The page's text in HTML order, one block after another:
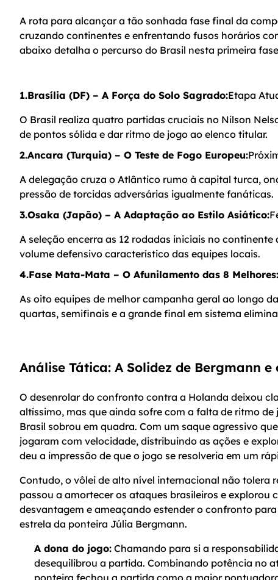
A rota para alcançar a tão sonhada fase final da
cruzando continentes e enfrentando fusos horários
abaixo detalha o percurso do Brasil nesta primeira
1.Brasília (DF) – A Força do Solo Sagrado:Etapa
O Brasil realiza quatro partidas cruciais no Nilson
de pontos sólida e dar ritmo de jogo ao elenco titular.
2.Ancara (Turquia) – O Teste de Fogo Europeu:
A delegação cruza o Atlântico rumo à capital turca,
pressão de torcidas adversárias igualmente fanáticas.
3.Osaka (Japão) – A Adaptação ao Estilo Asiático:
A seleção encerra as 12 rodadas iniciais no
volume defensivo característico das equipes locais.
4.Fase Mata-Mata – O Afunilamento das 8 Melhores:
As oito equipes de melhor campanha geral ao longo
quartas, semifinais e a grande final em sistema
Análise Tática: A Solidez de Bergmann
O desenrolar do confronto contra a Holanda deixou
altíssimo, mas que ainda sofre com a falta de ritmo
Brasil sobrou em quadra. Com um saque agressivo
jogaram com velocidade, distribuindo as ações e
deu a impressão de que o jogo se resolveria em um
Contudo, o vôlei de alto nível internacional não tolera
passou a amortecer os ataques brasileiros e
desvantagem e ameaçando estender o confronto
estrela da ponteira Júlia Bergmann.
A dona do jogo: Chamando para si a
desequilibrou a partida. Combinando potência no